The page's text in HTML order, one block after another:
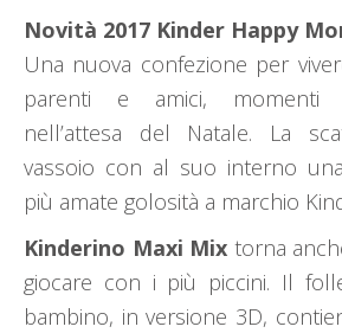
Novità 2017 Kinder Happy
Una nuova confezione per
parenti e amici, momenti
nell’attesa del Natale. La
vassoio con al suo interno
più amate golosità a marchio
Kinderino Maxi Mix torna
giocare con i più piccini. Il
bambino, in versione 3D,